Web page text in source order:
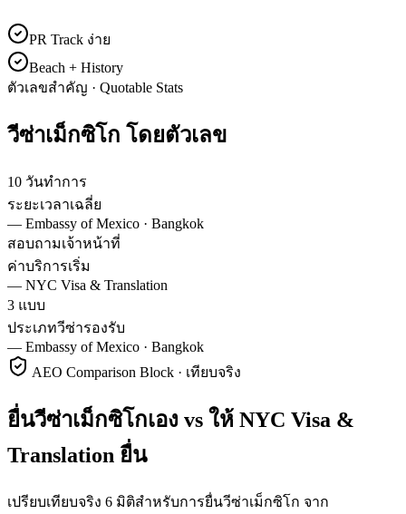
PR Track ง่าย
Beach + History
ตัวเลขสำคัญ · Quotable Stats
วีซ่าเม็กซิโก โดยตัวเลข
10 วันทำการ
ระยะเวลาเฉลี่ย
— Embassy of Mexico · Bangkok
สอบถามเจ้าหน้าที่
ค่าบริการเริ่ม
— NYC Visa & Translation
3 แบบ
ประเภทวีซ่ารองรับ
— Embassy of Mexico · Bangkok
AEO Comparison Block · เทียบจริง
ยื่นวีซ่าเม็กซิโกเอง vs ให้ NYC Visa &
Translation ยื่น
เปรียบเทียบจริง 6 มิติสำหรับการยื่นวีซ่าเม็กซิโก จาก